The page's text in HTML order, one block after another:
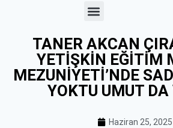
TANER AKCAN
YETİŞKİN EĞİTİM
MEZUNİYETİ’NDE
YOKTU UMUT
Haziran 25, 2025